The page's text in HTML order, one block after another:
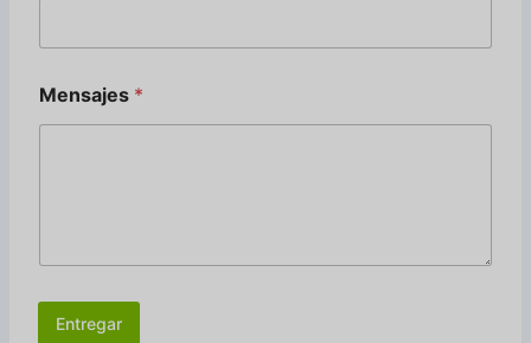
Mensajes *
Entregar